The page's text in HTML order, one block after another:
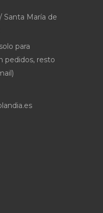
Santa María de
para
pedidos, resto